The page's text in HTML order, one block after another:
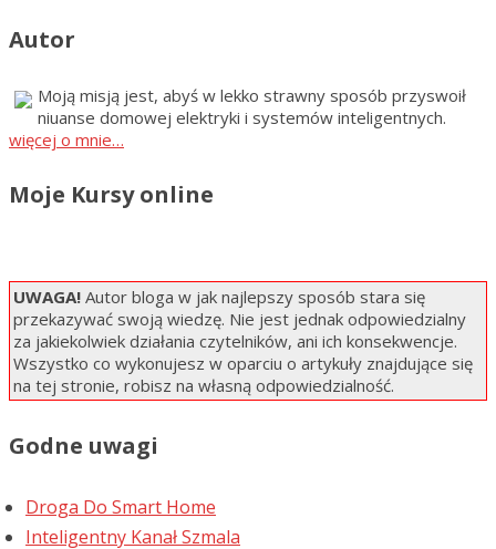
Autor
Moją misją jest, abyś w lekko strawny sposób przyswoił
niuanse domowej elektryki i systemów inteligentnych.
więcej o mnie…
Moje Kursy online
UWAGA! Autor bloga w jak najlepszy sposób stara się
przekazywać swoją wiedzę. Nie jest jednak odpowiedzialny
za jakiekolwiek działania czytelników, ani ich konsekwencje.
Wszystko co wykonujesz w oparciu o artykuły znajdujące się
na tej stronie, robisz na własną odpowiedzialność.
Godne uwagi
Droga Do Smart Home
Inteligentny Kanał Szmala